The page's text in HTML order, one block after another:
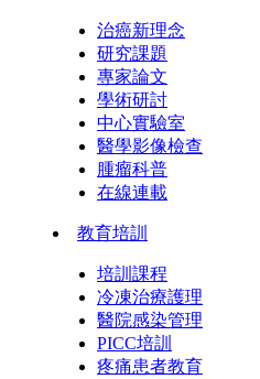
治癌新理念
研究課題
專家論文
學術研討
中心實驗室
醫學影像檢查
腫瘤科普
在線連載
教育培訓
培訓課程
冷凍治療護理
醫院感染管理
PICC培訓
疼痛患者教育